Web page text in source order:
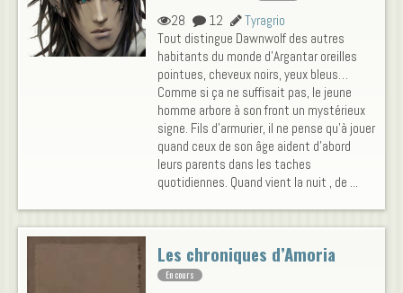
28 12
Tyragrio
Tout distingue Dawnwolf des autres
habitants du monde d'Argantar oreilles
pointues, cheveux noirs, yeux bleus…
Comme si ça ne suffisait pas, le jeune
homme arbore à son front un mystérieux
signe. Fils d'armurier, il ne pense qu'à jouer
quand ceux de son âge aident d'abord
leurs parents dans les taches
quotidiennes. Quand vient la nuit , de ...
Les chroniques d’Amoria
En cours